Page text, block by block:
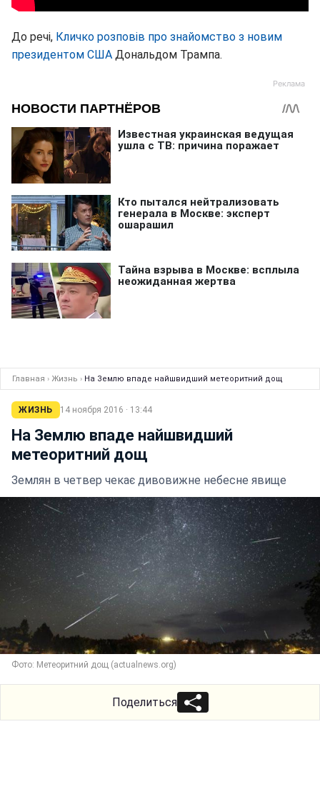
До речі, Кличко розповів про знайомство з новим
президентом США Дональдом Трампа.
Главная › Жизнь › На Землю впаде найшвидший метеоритний дощ
ЖИЗНЬ 14 ноября 2016 · 13:44
На Землю впаде найшвидший
метеоритний дощ
Землян в четвер чекає дивовижне небесне явище
Фото: Метеоритний дощ (actualnews.org)
Поделиться